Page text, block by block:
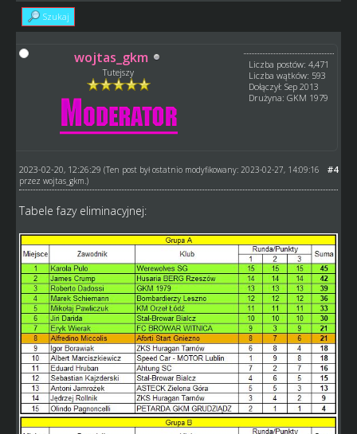
Szukaj
wojtas_gkm
Tutejszy
Liczba postów: 4,471
Liczba wątków: 593
Dołączył: Sep 2013
Drużyna: GKM 1979
#4
2023-02-20, 12:26:29 (Ten post był ostatnio modyfikowany: 2023-02-27, 14:09:16
przez wojtas_gkm .)
Tabele fazy eliminacyjnej: